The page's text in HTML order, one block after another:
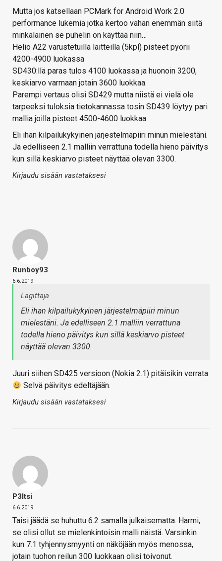
Mutta jos katsellaan PCMark for Android Work 2.0
performance lukemia jotka kertoo vähän enemmän siitä
minkälainen se puhelin on käyttää niin…
Helio A22 varustetuilla laitteilla (5kpl) pisteet pyörii
4200-4900 luokassa
SD430:llä paras tulos 4100 luokassa ja huonoin 3200,
keskiarvo varmaan jotain 3600 luokkaa.
Parempi vertaus olisi SD429 mutta niistä ei vielä ole
tarpeeksi tuloksia tietokannassa tosin SD439 löytyy pari
mallia joilla pisteet 4500-4600 luokkaa.
Eli ihan kilpailukykyinen järjestelmäpiiri minun mielestäni.
Ja edelliseen 2.1 malliin verrattuna todella hieno päivitys
kun sillä keskiarvo pisteet näyttää olevan 3300.
Kirjaudu sisään vastataksesi
Runboy93
6.6.2019
Lagittaja
Eli ihan kilpailukykyinen järjestelmäpiiri minun
mielestäni. Ja edelliseen 2.1 malliin verrattuna
todella hieno päivitys kun sillä keskiarvo pisteet
näyttää olevan 3300.
Juuri siihen SD425 versioon (Nokia 2.1) pitäisikin verrata
Selvä päivitys edeltäjään.
Kirjaudu sisään vastataksesi
P3ltsi
6.6.2019
Taisi jäädä se huhuttu 6.2 samalla julkaisematta. Harmi,
se olisi ollut se mielenkintoisin malli näistä. Varsinkin
kun 7.1 tyhjennysmyynti on näköjään myös menossa,
jotain tuohon reilun 300 luokkaan olisi toivonut.